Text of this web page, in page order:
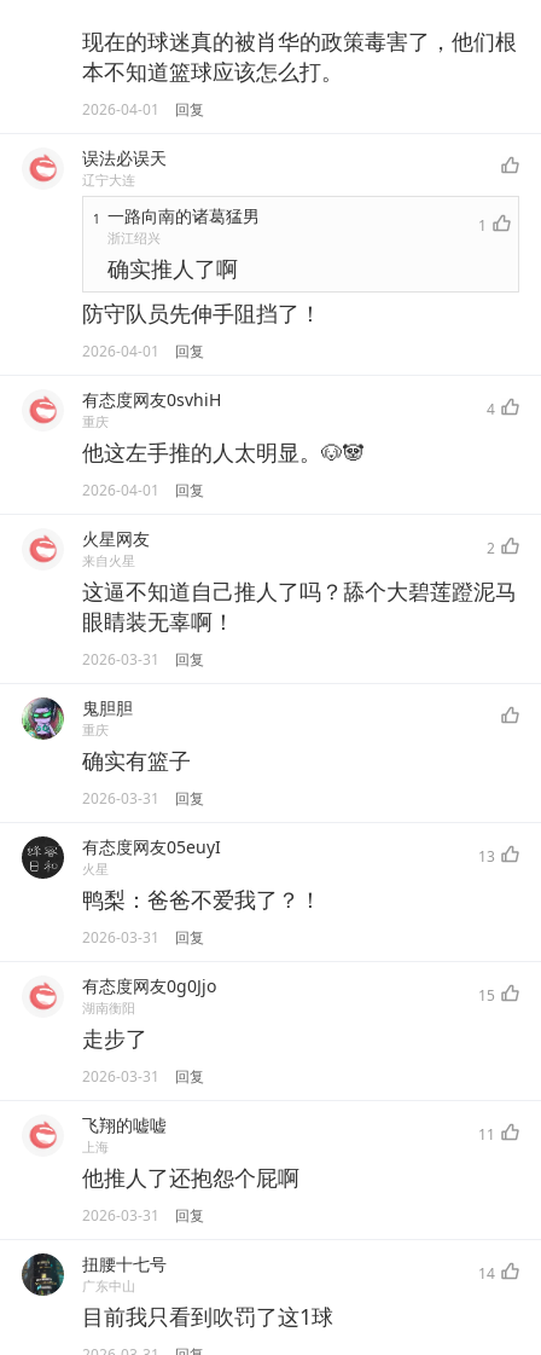
现在的球迷真的被肖华的政策毒害了，他们根
本不知道篮球应该怎么打。
2026-04-01 回复
误法必误天
辽宁大连
1 一路向南的诸葛猛男
浙江绍兴
1
确实推人了啊
防守队员先伸手阻挡了！
2026-04-01 回复
有态度网友0svhiH
重庆
4
他这左手推的人太明显。🐶🐼
2026-04-01 回复
火星网友
来自火星
2
这逼不知道自己推人了吗？舔个大碧莲蹬泥马
眼睛装无辜啊！
2026-03-31 回复
鬼胆胆
重庆
确实有篮子
2026-03-31 回复
有态度网友05euyI
火星
13
鸭梨：爸爸不爱我了？！
2026-03-31 回复
有态度网友0g0Jjo
湖南衡阳
15
走步了
2026-03-31 回复
飞翔的嘘嘘
上海
11
他推人了还抱怨个屁啊
2026-03-31 回复
扭腰十七号
广东中山
14
目前我只看到吹罚了这1球